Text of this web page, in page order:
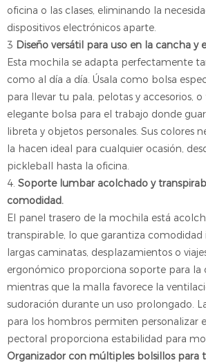
oficina o las clases, eliminando la
dispositivos electrónicos aparte.
3 Diseño versátil para uso en la cancha y
Esta mochila se adapta perfectamente
como al día a día. Úsala como bolsa
para llevar tu pala, pelotas y accesorios,
elegante bolsa para el trabajo donde
libreta y objetos personales. Sus colores
la hacen ideal para cualquier ocasión,
pickleball hasta la oficina.
4. Soporte lumbar acolchado y
comodidad.
El panel trasero de la mochila está
transpirable, lo que garantiza comodidad
largas caminatas, desplazamientos o
ergonómico proporciona soporte para la
mientras que la malla favorece la
sudoración durante un uso prolongado.
para los hombros permiten personalizar
pectoral proporciona estabilidad para
Organizador con múltiples bolsillos para